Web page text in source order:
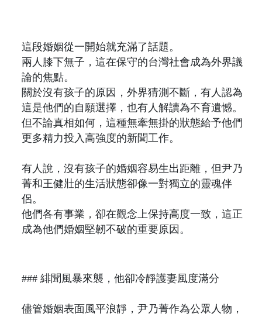
這段婚姻從一開始就充滿了話題。
兩人膝下無子，這在保守的台灣社會成為外界議
論的焦點。
關於沒有孩子的原因，外界猜測不斷，有人認為
這是他們的自願選擇，也有人解讀為不育遺憾。
但不論真相如何，這種無牽無掛的狀態給予他們
更多精力投入高強度的新聞工作。
有人說，沒有孩子的婚姻容易生出距離，但尹乃
菁和王健壯的生活狀態卻像一對獨立的靈魂伴
侶。
他們各有事業，卻在觀念上保持高度一致，這正
成為他們婚姻堅韌不破的重要原因。
### 緋聞風暴來襲，他卻冷靜護妻風度滿分
儘管婚姻表面風平浪靜，尹乃菁作為公眾人物，